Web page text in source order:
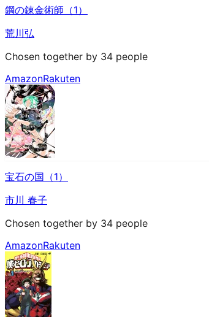
鋼の錬金術師（1）
荒川弘
Chosen together by 34 people
AmazonRakuten
宝石の国（1）
市川 春子
Chosen together by 34 people
AmazonRakuten